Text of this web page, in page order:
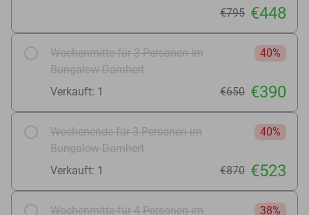
€795 €448
Wochenmitte für 3 Personen im
Bungalow Damhert
40%
Verkauft: 1 €650 €390
Wochenende für 3 Personen im
Bungalow Damhert
40%
Verkauft: 1 €870 €523
Wochenmitte für 4 Personen im
38%